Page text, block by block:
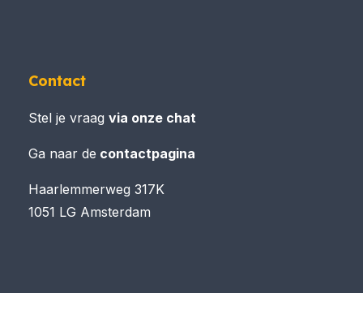
Contact
Stel je vraag via onze chat
Ga naar de contactpagina
Haarlemmerweg 317K
1051 LG Amsterdam